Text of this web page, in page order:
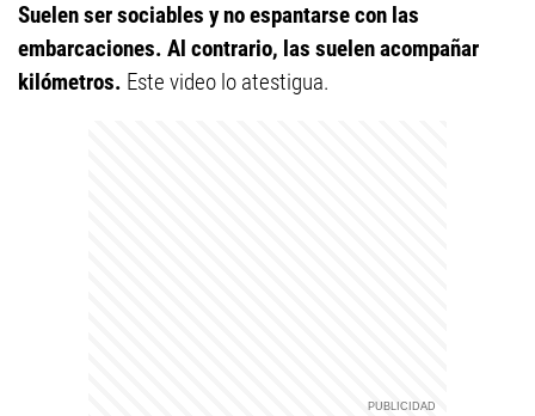
Suelen ser sociables y no espantarse con las
embarcaciones. Al contrario, las suelen acompañar
kilómetros. Este video lo atestigua.